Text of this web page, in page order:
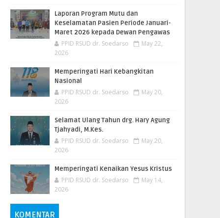
Laporan Program Mutu dan
Keselamatan Pasien Periode Januari-
Maret 2026 kepada Dewan Pengawas
PPID RSUD dr. Soedarso
May 22,
2026
Memperingati Hari Kebangkitan
Nasional
PPID RSUD dr. Soedarso
May 20,
2026
Selamat Ulang Tahun drg. Hary Agung
Tjahyadi, M.Kes.
PPID RSUD dr. Soedarso
May 20,
2026
Memperingati Kenaikan Yesus Kristus
PPID RSUD dr. Soedarso
May 14,
2026
KOMENTAR